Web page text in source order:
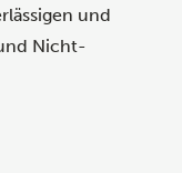
und
Nicht-